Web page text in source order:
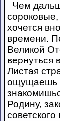
Чем
хочется
времени.
Великой
вернуться
Листая
ощущаешь
Родину,